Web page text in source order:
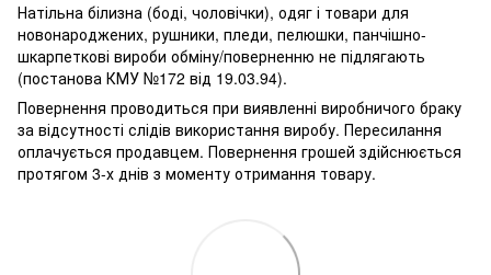
Натільна білизна (боді, чоловічки), одяг і товари для
новонароджених, рушники, пледи, пелюшки, панчішно-
шкарпеткові вироби обміну/поверненню не підлягають
(постанова КМУ №172 від 19.03.94).
Повернення проводиться при виявленні виробничого браку
за відсутності слідів використання виробу. Пересилання
оплачується продавцем. Повернення грошей здійснюється
протягом 3-х днів з моменту отримання товару.